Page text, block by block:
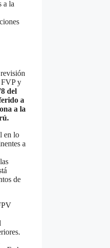
a la
FVP y
del
a
a la
en lo
a
de